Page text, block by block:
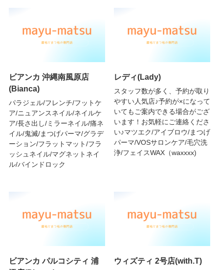
ビアンカ 沖縄南風原店
(Bianca)
パラジェル/フレンチ/フットケ
ア/ニュアンスネイル/ネイルケ
ア/長さ出し/ミラーネイル/痛ネ
イル/鬼滅/まつげパーマ/グラデ
ーション/フラットマット/フラ
ッシュネイル/マグネットネイ
ル/バインドロック
レディ(Lady)
スタッフ数が多く、予約が取り
やすい人気店♪予約が×になって
いてもご案内できる場合がござ
います！お気軽にご連絡くださ
い♪マツエク/アイブロウ/まつげ
パーマ/VOSサロンケア/毛穴洗
浄/フェイスWAX（waxxxx)
ビアンカ パルコシティ 浦
ウィズティ 2号店(with.T)